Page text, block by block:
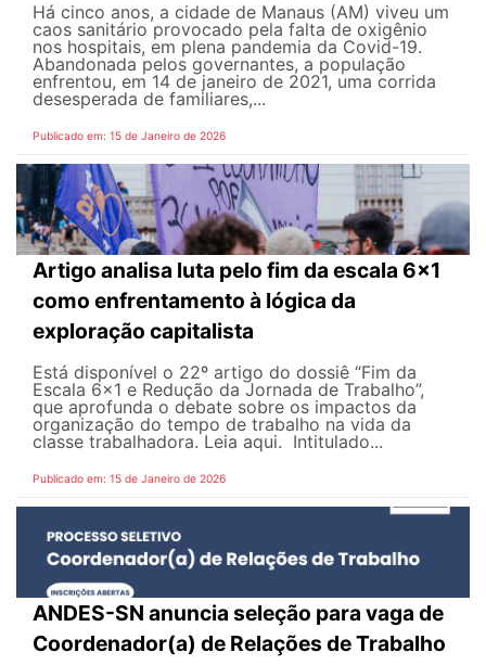
Há cinco anos, a cidade de Manaus (AM) viveu um
caos sanitário provocado pela falta de oxigênio
nos hospitais, em plena pandemia da Covid-19.
Abandonada pelos governantes, a população
enfrentou, em 14 de janeiro de 2021, uma corrida
desesperada de familiares,...
Publicado em: 15 de Janeiro de 2026
Artigo analisa luta pelo fim da escala 6x1
como enfrentamento à lógica da
exploração capitalista
Está disponível o 22º artigo do dossiê “Fim da
Escala 6x1 e Redução da Jornada de Trabalho”,
que aprofunda o debate sobre os impactos da
organização do tempo de trabalho na vida da
classe trabalhadora. Leia aqui. Intitulado...
Publicado em: 15 de Janeiro de 2026
ANDES-SN anuncia seleção para vaga de
Coordenador(a) de Relações de Trabalho